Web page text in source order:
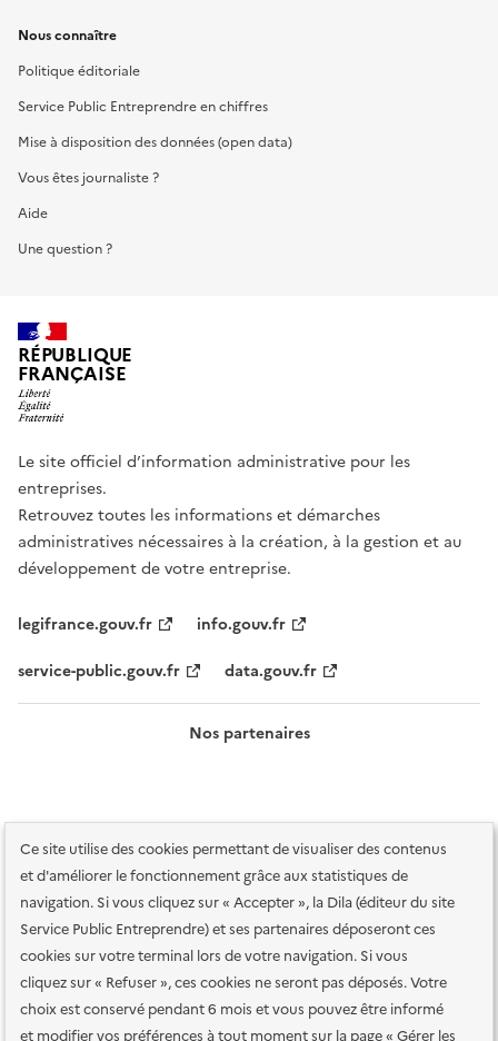
Ce site utilise des cookies permettant de visualiser des contenus
et d'améliorer le fonctionnement grâce aux statistiques de
navigation. Si vous cliquez sur « Accepter », la Dila (éditeur du site
Service Public Entreprendre) et ses partenaires déposeront ces
cookies sur votre terminal lors de votre navigation. Si vous
cliquez sur « Refuser », ces cookies ne seront pas déposés. Votre
choix est conservé pendant 6 mois et vous pouvez être informé
et modifier vos préférences à tout moment sur la page « Gérer les
Nous connaître
Politique éditoriale
Service Public Entreprendre en chiffres
Mise à disposition des données (open data)
Vous êtes journaliste ?
Aide
Une question ?
RÉPUBLIQUE
FRANÇAISE
Le site officiel d’information administrative pour les
entreprises.
Retrouvez toutes les informations et démarches
administratives nécessaires à la création, à la gestion et au
développement de votre entreprise.
legifrance.gouv.fr
info.gouv.fr
service-public.gouv.fr
data.gouv.fr
Nos partenaires
Plan du site Accessibilité : totalement conforme
Accessibilité des
services en ligne
Mentions légales Données personnelles et sécurité
Conditions générales d'utilisation
Gestion des cookies